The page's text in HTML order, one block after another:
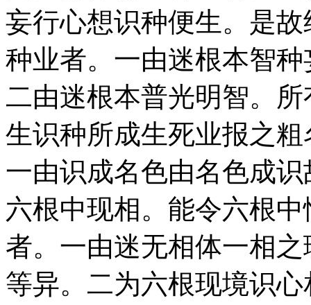
妄行心想识种便生。是
种业者。一由迷根本智
二由迷根本普光明智。
生识种所成生死业报之
一由识成名色由名色成
六根中现相。能令六根
者。一由迷无相体一相
等异。二为六根现境识